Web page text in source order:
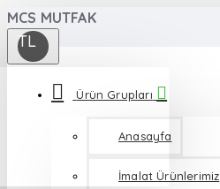
MCS MUTFAK
TL
Ürün Grupları
Anasayfa
İmalat Ürünlerimiz